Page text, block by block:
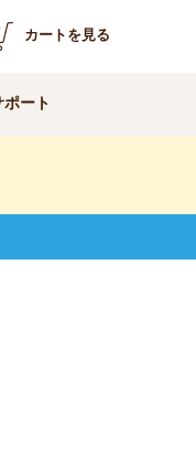
カートを見る
ート